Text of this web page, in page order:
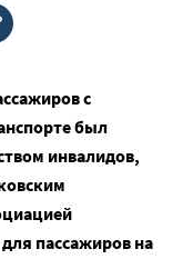
с
был
инвалидов,
пассажиров на